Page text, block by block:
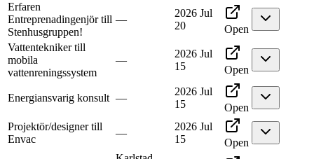
Erfaren
Entreprenadingenjör till
Stenhusgruppen!
—
2026 Jul
20
Open
Vattentekniker till
mobila
vattenreningssystem
—
2026 Jul
15
Open
Energiansvarig konsult —
2026 Jul
15
Open
Projektör/designer till
Envac
—
2026 Jul
15
Open